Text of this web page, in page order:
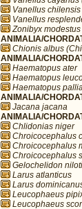
Vanellus chilensis
Vanellus
Zonibyx
ANIMALIA/
Chionis albus
ANIMALIA/
Haematopus ater
Haematopus
Haematopus
ANIMALIA/
Jacana jacana
ANIMALIA/
Chlidonias niger
Chroicocephalus
Chroicocephalus
Chroicocephalus
Gelochelidon
Larus atlanticus
Larus
Leucophaeus
Leucophaeus